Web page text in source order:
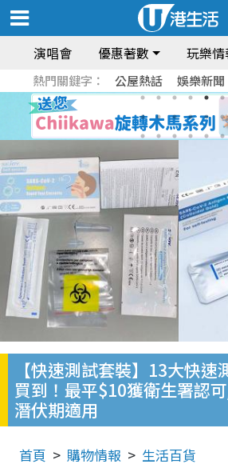
演唱會 優惠著數 玩樂情
熱門關鍵字： 公屋熱話 娛樂新聞
【快速測試套裝】13大快
買到！最平$10獲衛生署認
潛伏期適用
首頁 購物情報 生活百貨